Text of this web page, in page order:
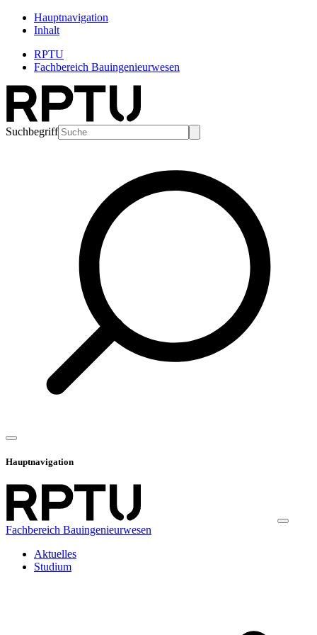
Hauptnavigation
Inhalt
RPTU
Fachbereich Bauingenieurwesen
Suchbegriff
Hauptnavigation
Fachbereich Bauingenieurwesen
Aktuelles
Studium